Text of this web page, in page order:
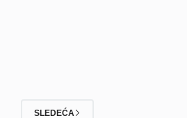
SLEDEĆA